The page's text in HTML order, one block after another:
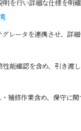
を行い詳細な仕様を明
レータを連携させ、詳
能確認を含め、引き渡
補修作業含め、保守に